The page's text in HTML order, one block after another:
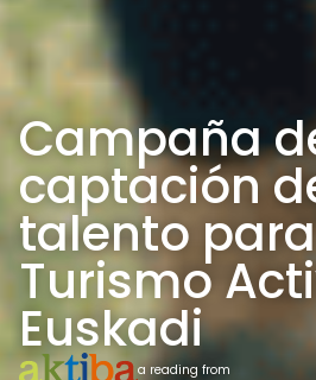
Campaña
captación
talento
Turismo
Euskadi
a reading from